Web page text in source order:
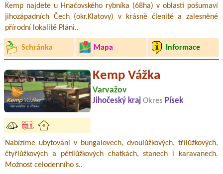
Kemp najdete u Hnačovského rybníka (68ha) v oblasti pošumaví
jihozápadních Čech (okr.Klatovy) v krásně členité a zalesněné
přírodní lokalitě Pláni..
Schránka Mapa Informace
Kemp Vážka
Varvažov
Jihočeský kraj Okres Písek
Nabízíme ubytování v bungalovech, dvoulůžkových, třílůžkových,
čtyřlůžkových a pětilůžkových chatkách, stanech i karavanech.
Možnost celodenního s..